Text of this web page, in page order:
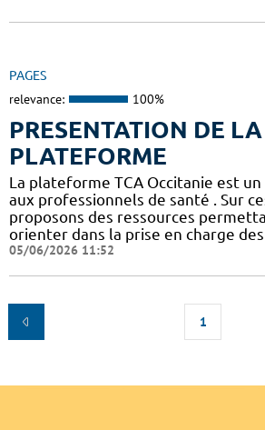
PAGES
relevance: 100%
PRESENTATION DE LA
PLATEFORME
La plateforme TCA Occitanie est
aux professionnels de santé . Sur
proposons des ressources
orienter dans la prise en charge
05/06/2026 11:52
1